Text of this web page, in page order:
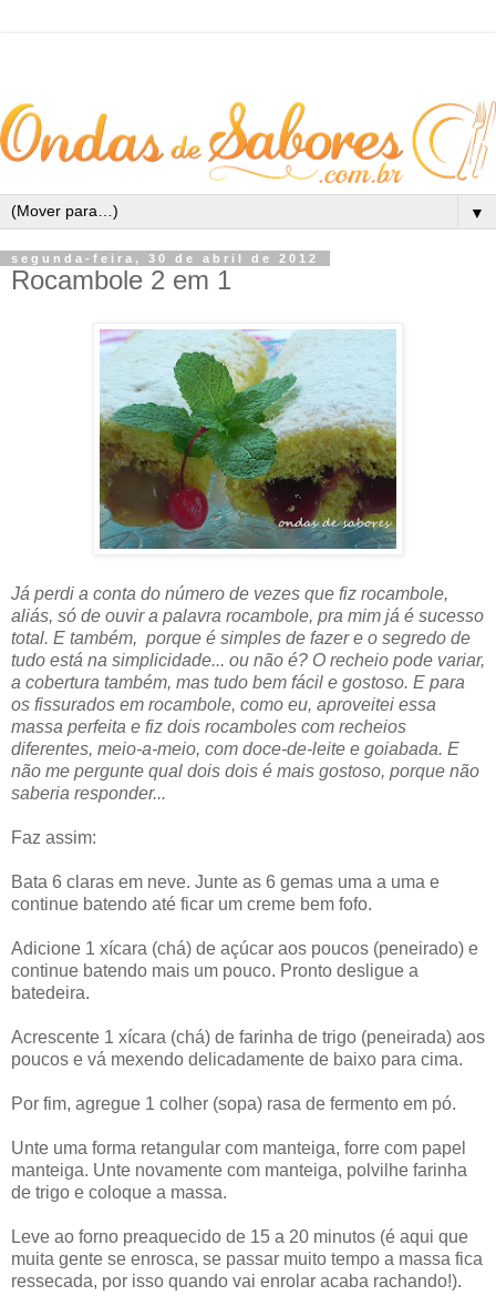
▼
segunda-feira, 30 de abril de 2012
Rocambole 2 em 1
Já perdi a conta do número de vezes que fiz rocambole,
aliás, só de ouvir a palavra rocambole, pra mim já é sucesso
total. E também, porque é simples de fazer e o segredo de
tudo está na simplicidade... ou não é? O recheio pode variar,
a cobertura também, mas tudo bem fácil e gostoso. E para
os fissurados em rocambole, como eu, aproveitei essa
massa perfeita e fiz dois rocamboles com recheios
diferentes, meio-a-meio, com doce-de-leite e goiabada. E
não me pergunte qual dois dois é mais gostoso, porque não
saberia responder...
Faz assim:
Bata 6 claras em neve. Junte as 6 gemas uma a uma e
continue batendo até ficar um creme bem fofo.
Adicione 1 xícara (chá) de açúcar aos poucos (peneirado) e
continue batendo mais um pouco. Pronto desligue a
batedeira.
Acrescente 1 xícara (chá) de farinha de trigo (peneirada) aos
poucos e vá mexendo delicadamente de baixo para cima.
Por fim, agregue 1 colher (sopa) rasa de fermento em pó.
Unte uma forma retangular com manteiga, forre com papel
manteiga. Unte novamente com manteiga, polvilhe farinha
de trigo e coloque a massa.
Leve ao forno preaquecido de 15 a 20 minutos (é aqui que
muita gente se enrosca, se passar muito tempo a massa fica
ressecada, por isso quando vai enrolar acaba rachando!).